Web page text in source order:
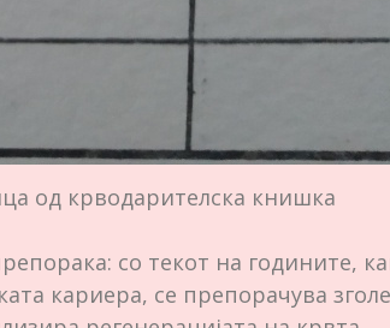
од крводарителска книшка
со текот на годините,
кариера, се препорачува